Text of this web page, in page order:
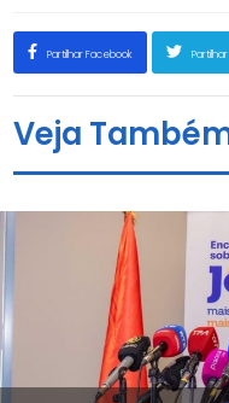
Partilhar Facebook
Veja